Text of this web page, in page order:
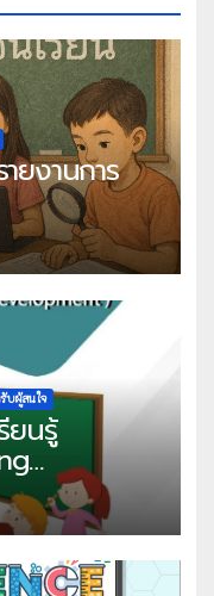
งานการ
บผู้สนใจ
ยนรู้